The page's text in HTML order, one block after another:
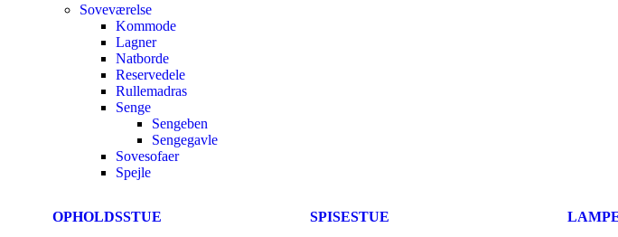
Soveværelse
Kommode
Lagner
Natborde
Reservedele
Rullemadras
Senge
Sengeben
Sengegavle
Sovesofaer
Spejle
OPHOLDSSTUE SPISESTUE